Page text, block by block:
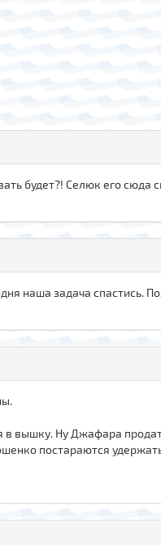
будет?! Селюк его сюда
наша задача спастись.
в вышку. Ну Джафара
постараются